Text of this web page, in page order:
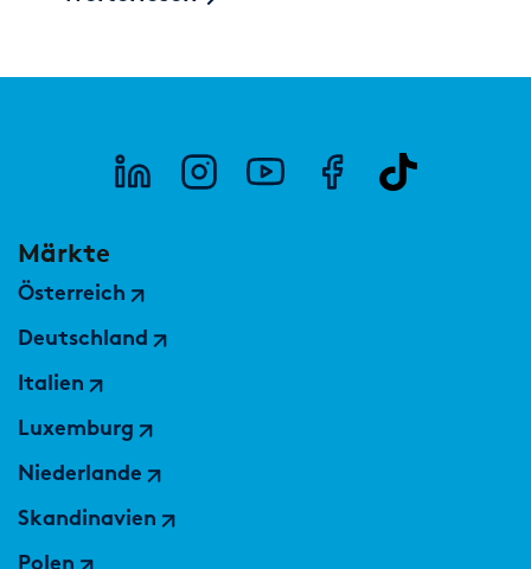
Märkte
Österreich
Deutschland
Italien
Luxemburg
Niederlande
Skandinavien